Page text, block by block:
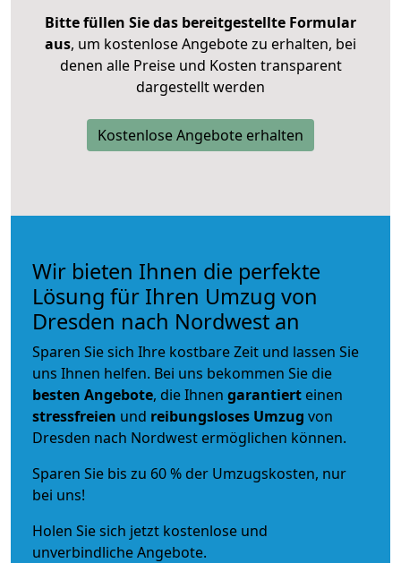
Bitte füllen Sie das bereitgestellte Formular
aus, um kostenlose Angebote zu erhalten, bei
denen alle Preise und Kosten transparent
dargestellt werden
Kostenlose Angebote erhalten
Wir bieten Ihnen die perfekte
Lösung für Ihren Umzug von
Dresden nach Nordwest an
Sparen Sie sich Ihre kostbare Zeit und lassen Sie
uns Ihnen helfen. Bei uns bekommen Sie die
besten Angebote, die Ihnen garantiert einen
stressfreien und reibungsloses Umzug von
Dresden nach Nordwest ermöglichen können.
Sparen Sie bis zu 60 % der Umzugskosten, nur
bei uns!
Holen Sie sich jetzt kostenlose und
unverbindliche Angebote.